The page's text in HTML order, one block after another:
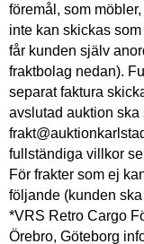
föremål, som
inte kan skickas
får kunden själv
fraktbolag nedan).
separat faktura
avslutad auktion ska
fullständiga villkor
För frakter som ej
följande (kunden
*VRS Retro Cargo
Örebro, Göteborg